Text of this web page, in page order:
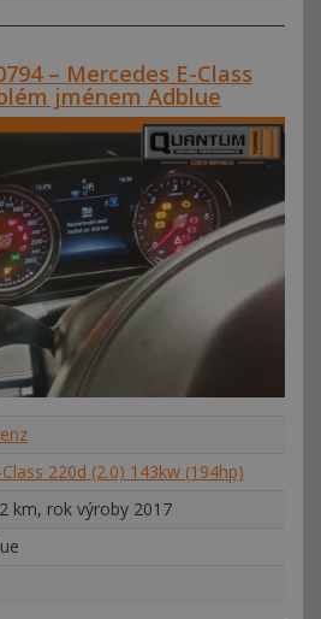
– Mercedes E-Class
jménem Adblue
220d (2.0) 143kw (194hp)
km, rok výroby 2017